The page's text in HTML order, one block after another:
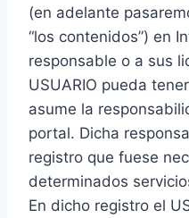
(en adelante
“los contenidos”) en
responsable o a sus
USUARIO pueda
asume la
portal. Dicha
registro que fuese
determinados
En dicho registro el